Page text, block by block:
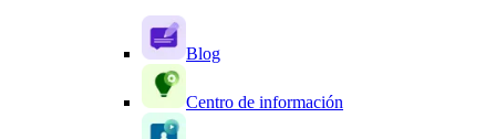
Blog
Centro de información